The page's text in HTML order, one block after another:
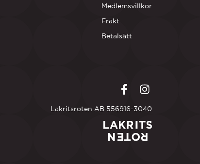
Medlemsvillkor
Frakt
Betalsätt
FacebookLinkedIn
Lakritsroten AB 556916-3040